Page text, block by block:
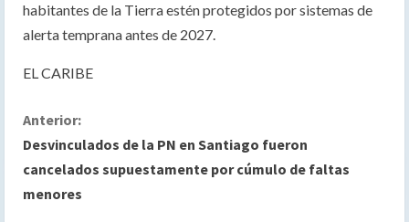
habitantes de la Tierra estén protegidos por sistemas de
alerta temprana antes de 2027.
EL CARIBE
S
i
g
Anterior:
Desvinculados de la PN en Santiago fueron
cancelados supuestamente por cúmulo de faltas
menores